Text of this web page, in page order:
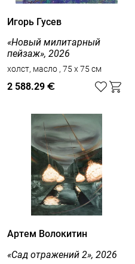
Игорь Гусев
«Новый милитарный
пейзаж», 2026
холст, масло , 75 x 75 см
2 588.29 €
Артем Волокитин
«Сад отражений 2», 2026